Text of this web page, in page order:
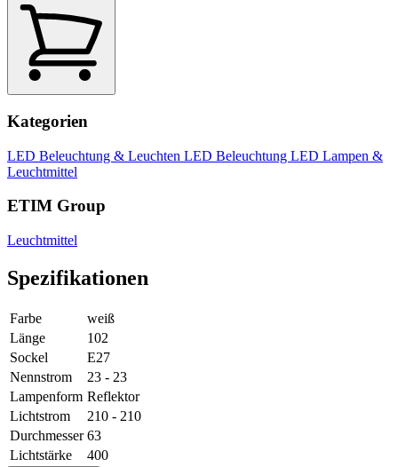
Kategorien
LED Beleuchtung & Leuchten LED Beleuchtung LED Lampen &
Leuchtmittel
ETIM Group
Leuchtmittel
Spezifikationen
Farbe
weiß
Länge
102
Sockel
E27
Nennstrom
23 - 23
Lampenform Reflektor
Lichtstrom
210 - 210
Durchmesser 63
Lichtstärke
400